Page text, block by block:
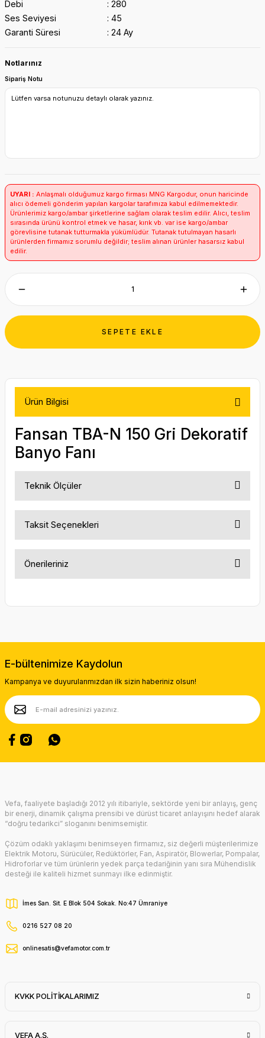
Debi
280
Ses Seviyesi
45
Garanti Süresi
24 Ay
Notlarınız
Sipariş Notu
UYARI : Anlaşmalı olduğumuz kargo firması MNG Kargodur, onun haricinde
alıcı ödemeli gönderim yapılan kargolar tarafımıza kabul edilmemektedir.
Ürünlerimiz kargo/ambar şirketlerine sağlam olarak teslim edilir. Alıcı, teslim
sırasında ürünü kontrol etmek ve hasar, kırık vb. var ise kargo/ambar
görevlisine tutanak tutturmakla yükümlüdür. Tutanak tutulmayan hasarlı
ürünlerden firmamız sorumlu değildir; teslim alınan ürünler hasarsız kabul
edilir.
SEPETE EKLE
Ürün Bilgisi
Fansan TBA-N 150 Gri Dekoratif
Banyo Fanı
Teknik Ölçüler
Taksit Seçenekleri
Önerileriniz
Ürün açıklamasında eksik bilgiler bulunuyor.
Ürün fiyatı diğer sitelerden daha pahalı.
Bu ürüne benzer farklı alternatifler olmalı.
Gönder
E-bültenimize Kaydolun
Kampanya ve duyurularımızdan ilk sizin haberiniz olsun!
Vefa, faaliyete başladığı 2012 yılı itibariyle, sektörde yeni bir anlayış, genç
bir enerji, dinamik çalışma prensibi ve dürüst ticaret anlayışını hedef alarak
“doğru tedarikci” sloganını benimsemiştir.
Çözüm odaklı yaklaşımı benimseyen firmamız, siz değerli müşterilerimize
Elektrik Motoru, Sürücüler, Redüktörler, Fan, Aspiratör, Blowerlar, Pompalar,
Hidroforlar ve tüm ürünlerin yedek parça tedariğinin yanı sıra Mühendislik
desteği ile kaliteli hizmet sunmayı ilke edinmiştir.
İmes San. Sit. E Blok 504 Sokak. No:47 Ümraniye
0216 527 08 20
onlinesatis@vefamotor.com.tr
KVKK POLİTİKALARIMIZ
VEFA A.Ş.